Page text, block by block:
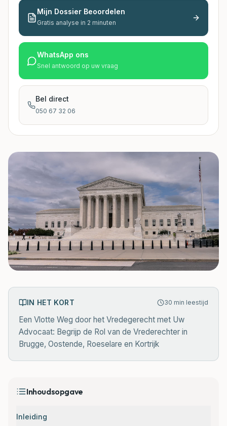
Mijn Dossier Beoordelen
Gratis analyse in 2 minuten
WhatsApp ons
Snel antwoord op uw vraag
Bel direct
050 67 32 06
IN HET KORT 30 min leestijd
Een Vlotte Weg door het Vredegerecht met Uw
Advocaat: Begrijp de Rol van de Vrederechter in
Brugge, Oostende, Roeselare en Kortrijk
Inhoudsopgave
Inleiding